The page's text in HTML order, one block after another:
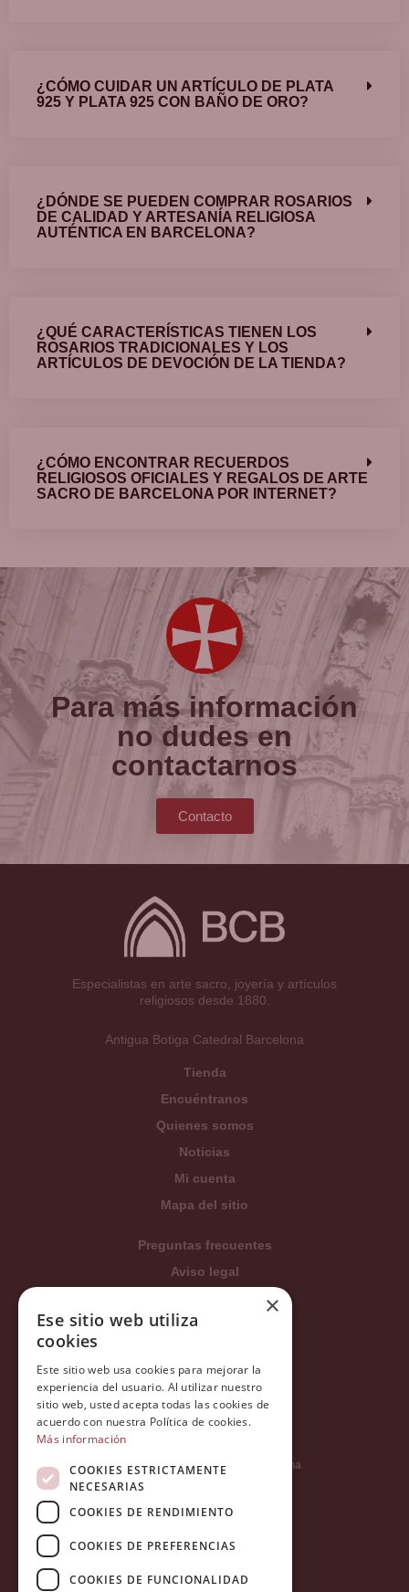
¿CÓMO CUIDAR UN ARTÍCULO DE PLATA
925 Y PLATA 925 CON BAÑO DE ORO?
¿DÓNDE SE PUEDEN COMPRAR ROSARIOS
DE CALIDAD Y ARTESANÍA RELIGIOSA
AUTÉNTICA EN BARCELONA?
¿QUÉ CARACTERÍSTICAS TIENEN LOS
ROSARIOS TRADICIONALES Y LOS
ARTÍCULOS DE DEVOCIÓN DE LA TIENDA?
¿CÓMO ENCONTRAR RECUERDOS
RELIGIOSOS OFICIALES Y REGALOS DE ARTE
SACRO DE BARCELONA POR INTERNET?
Para más información
no dudes en
contactarnos
Contacto
Especialistas en arte sacro, joyería y artículos
religiosos desde 1880.
Antigua Botiga Catedral Barcelona
Tienda
Encuéntranos
Quienes somos
Noticias
Mi cuenta
Mapa del sitio
Preguntas frecuentes
Aviso legal
Condiciones generales
Política de privacidad
Política Integrada
Tratamiento de datos
Carrer del Duc, 12 - 08002 Barcelona
×
Ese sitio web utiliza
cookies
Este sitio web usa cookies para mejorar la
experiencia del usuario. Al utilizar nuestro
sitio web, usted acepta todas las cookies de
acuerdo con nuestra Política de cookies.
Más información
COOKIES ESTRICTAMENTE
NECESARIAS
COOKIES DE RENDIMIENTO
COOKIES DE PREFERENCIAS
COOKIES DE FUNCIONALIDAD